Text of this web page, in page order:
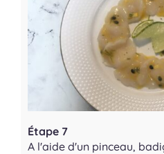
Étape 7
A l'aide d'un pinceau,